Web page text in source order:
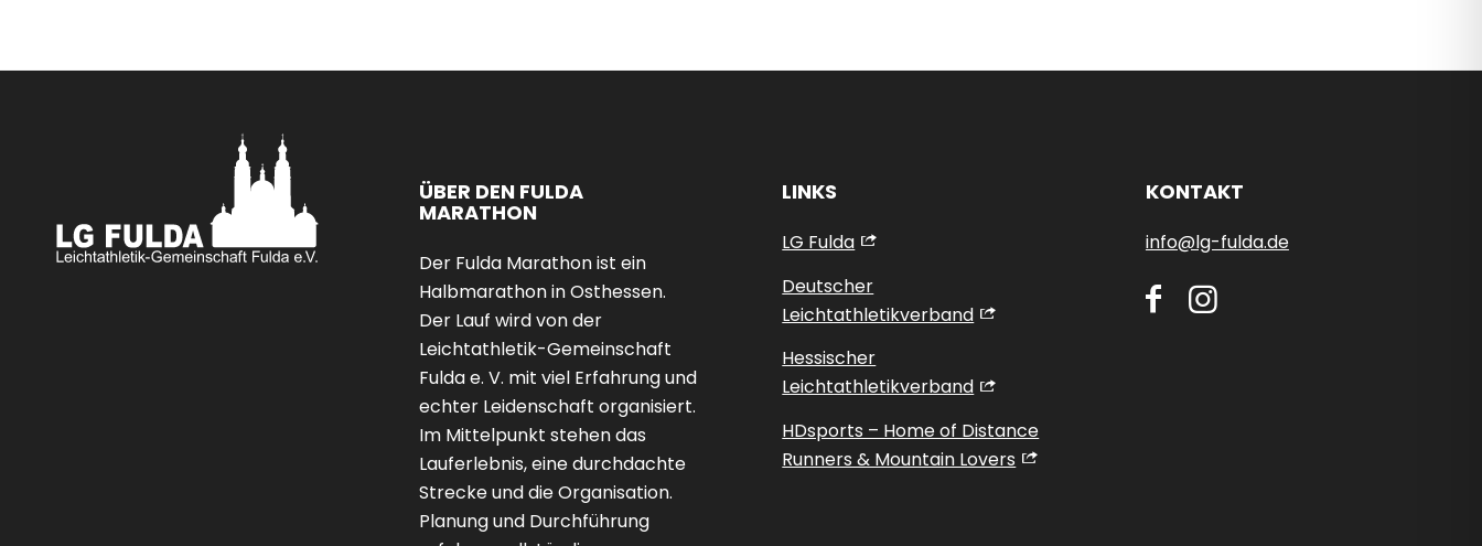
ÜBER DEN FULDA
MARATHON
Der Fulda Marathon ist ein
Halbmarathon in Osthessen.
Der Lauf wird von der
Leichtathletik-Gemeinschaft
Fulda e. V. mit viel Erfahrung und
echter Leidenschaft organisiert.
Im Mittelpunkt stehen das
Lauferlebnis, eine durchdachte
Strecke und die Organisation.
Planung und Durchführung
LINKS
LG Fulda
Deutscher
Leichtathletikverband
Hessischer
Leichtathletikverband
HDsports – Home of Distance
Runners & Mountain Lovers
KONTAKT
info@lg-fulda.de